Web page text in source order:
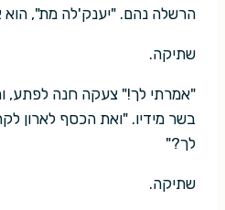
הרשלה נהם. "יענק'לה מת", הוא
שתיקה.
"אמרתי לך!" צעקה חנה לפתע,
בשר מידיו. "ואת הכסף לארון
לך?"
שתיקה.